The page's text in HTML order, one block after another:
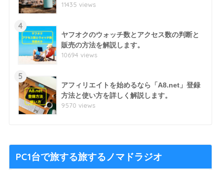
11435 views
4
ヤフオクのウォッチ数とアクセス数の判断と
販売の方法を解説します。
10694 views
5
アフィリエイトを始めるなら「A8.net」登録
方法と使い方を詳しく解説します。
9570 views
PC1台で旅する旅するノマドラジオ